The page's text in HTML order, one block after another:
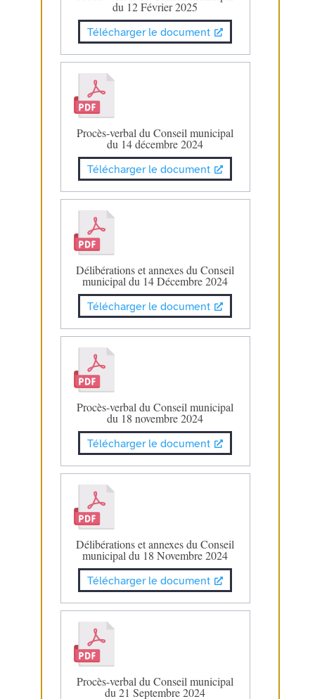
du 12 Février 2025
Télécharger le document
Procès-verbal du Conseil municipal
du 14 décembre 2024
Télécharger le document
Délibérations et annexes du Conseil
municipal du 14 Décembre 2024
Télécharger le document
Procès-verbal du Conseil municipal
du 18 novembre 2024
Télécharger le document
Délibérations et annexes du Conseil
municipal du 18 Novembre 2024
Télécharger le document
Procès-verbal du Conseil municipal
du 21 Septembre 2024